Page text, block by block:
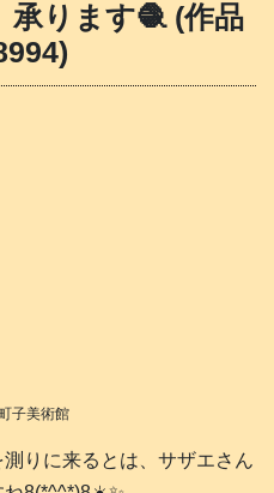
承ります🧶 (作品
子美術館
りに来るとは、サザエさん